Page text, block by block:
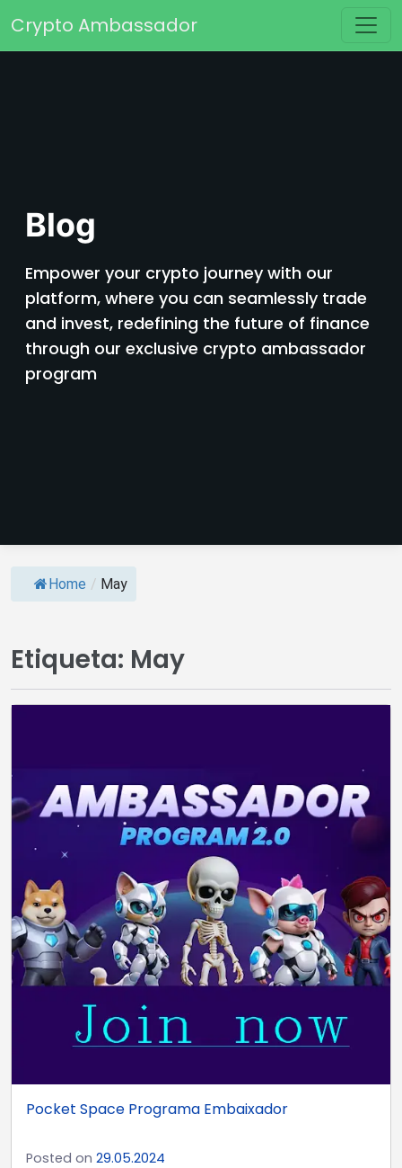
Navegação principal
Crypto Ambassador
Blog
Empower your crypto journey with our
platform, where you can seamlessly trade
and invest, redefining the future of finance
through our exclusive crypto ambassador
program
Home / May
Etiqueta: May
Pocket Space Programa Embaixador
Posted on 29.05.2024